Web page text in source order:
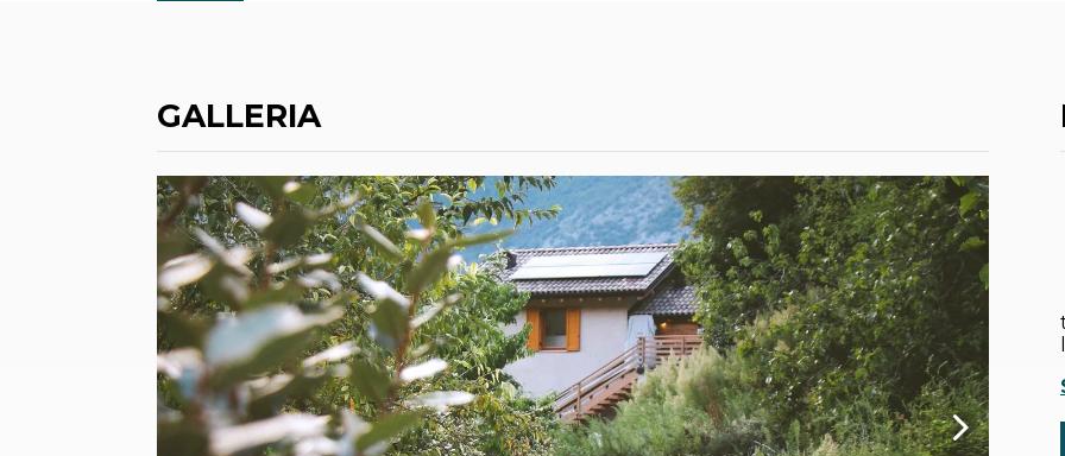
GALLERIA